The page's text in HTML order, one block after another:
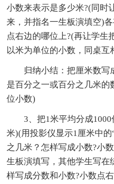
小数来表示是多少米?(同时
来，并指名一生板演填空)
点右边的哪位上?(再让学生
以米为单位的小数，同桌互
归纳小结：把厘米数写
是百分之一或百分之几米的
位小数)
3、把1米平均分成
米)(用投影仪显示1厘米中
之几米？怎样写成小数?小
生板演填写，其他学生写在
样写成分数和小数?小数点